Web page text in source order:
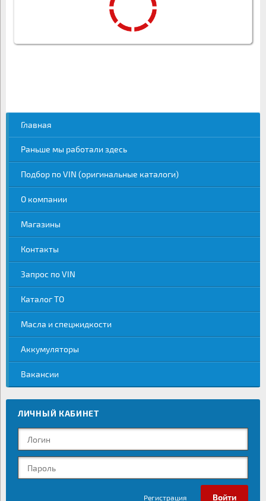
Главная
Раньше мы работали здесь
Подбор по VIN (оригинальные каталоги)
О компании
Магазины
Контакты
Запрос по VIN
Каталог ТО
Масла и спецжидкости
Аккумуляторы
Вакансии
ЛИЧНЫЙ КАБИНЕТ
Регистрация